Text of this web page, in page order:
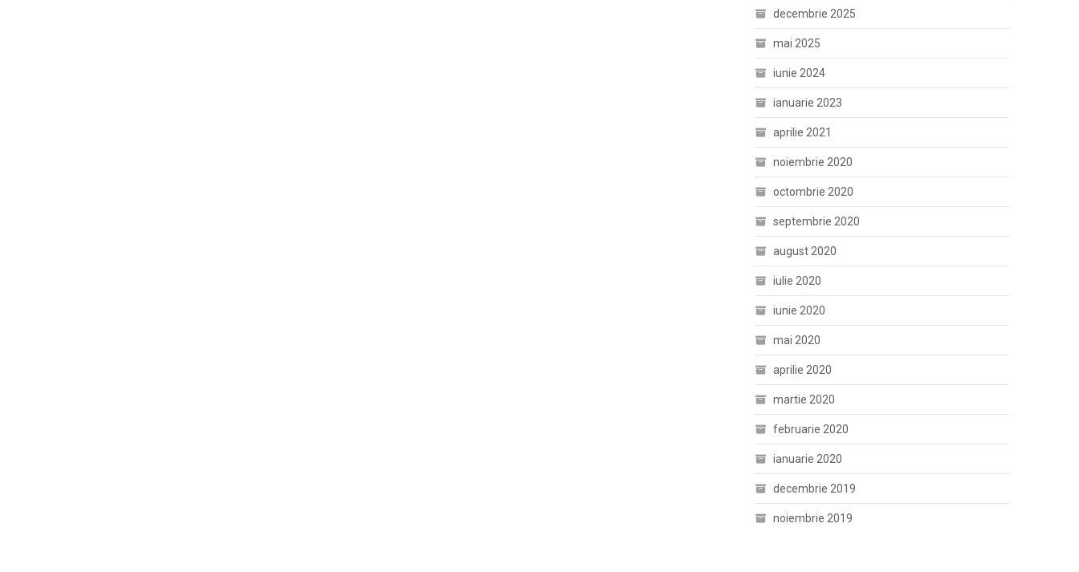
decembrie 2025
mai 2025
iunie 2024
ianuarie 2023
aprilie 2021
noiembrie 2020
octombrie 2020
septembrie 2020
august 2020
iulie 2020
iunie 2020
mai 2020
aprilie 2020
martie 2020
februarie 2020
ianuarie 2020
decembrie 2019
noiembrie 2019